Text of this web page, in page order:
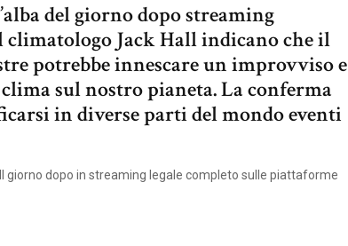
del giorno dopo streaming
Jack Hall indicano che il
potrebbe innescare un improvviso e
sul nostro pianeta. La conferma
in diverse parti del mondo eventi
giorno dopo in streaming legale completo sulle piattaforme